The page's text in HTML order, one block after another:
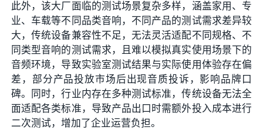
此外，该大厂面临的测试场景复杂多样，涵盖家用、专
业、车载等不同品类音响，不同产品的测试需求差异较
大，传统设备兼容性不足，无法灵活适配不同规格、不
同类型音响的测试需求，且难以模拟真实使用场景下的
音频环境，导致实验室测试结果与实际使用体验存在偏
差，部分产品投放市场后出现音质投诉，影响品牌口
碑。同时，行业内存在多种测试标准，传统设备无法全
面适配各类标准，导致产品出口时需额外投入成本进行
二次测试，增加了企业运营负担。